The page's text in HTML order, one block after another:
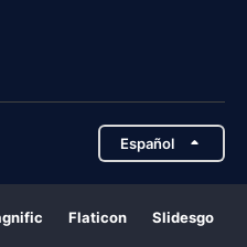
Español
Flaticon Slidesgo